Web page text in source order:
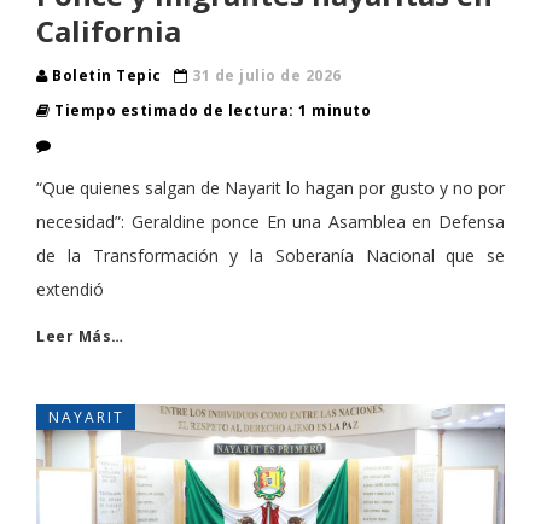
California
Boletin Tepic
31 de julio de 2026
Tiempo estimado de lectura: 1 minuto
“Que quienes salgan de Nayarit lo hagan por gusto y no por
necesidad”: Geraldine ponce En una Asamblea en Defensa
de la Transformación y la Soberanía Nacional que se
extendió
Leer Más…
NAYARIT